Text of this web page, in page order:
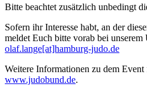
Bitte beachtet zusätzlich unbedingt
Sofern ihr Interesse habt, an der
meldet Euch bitte vorab bei
olaf.lange[at]hamburg-judo.de
Weitere Informationen zu dem
www.judobund.de.